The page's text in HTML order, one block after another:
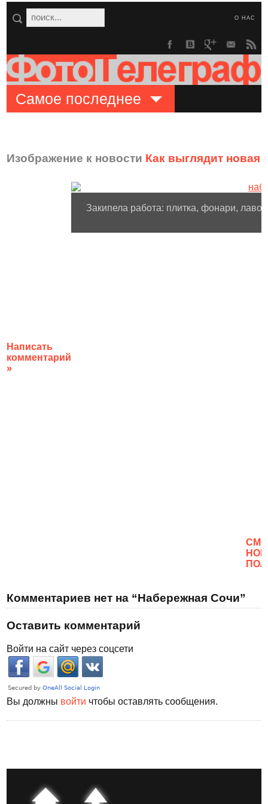
О НАС
Самое последнее
Изображение к новости Как выглядит новая
Написать
комментарий
»
Закипела работа: плитка, фонари,
Комментариев нет на “Набережная Сочи”
Оставить комментарий
Войти на сайт через соцсети
Вы должны войти чтобы оставлять сообщения.